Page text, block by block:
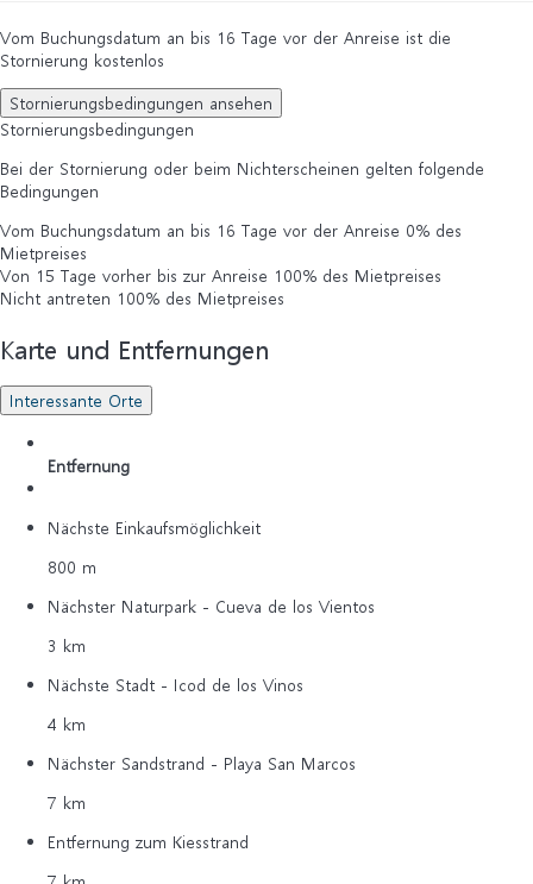
Vom Buchungsdatum an bis 16 Tage vor der Anreise ist die
Stornierung kostenlos
Stornierungsbedingungen ansehen
Stornierungsbedingungen
Bei der Stornierung oder beim Nichterscheinen gelten folgende
Bedingungen
Vom Buchungsdatum an bis 16 Tage vor der Anreise 0% des
Mietpreises
Von 15 Tage vorher bis zur Anreise 100% des Mietpreises
Nicht antreten 100% des Mietpreises
Karte und Entfernungen
Interessante Orte
Entfernung
Nächste Einkaufsmöglichkeit
800 m
Nächster Naturpark - Cueva de los Vientos
3 km
Nächste Stadt - Icod de los Vinos
4 km
Nächster Sandstrand - Playa San Marcos
7 km
Entfernung zum Kiesstrand